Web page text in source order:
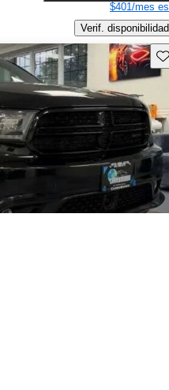
$401/mes
Verif. disponibilidad